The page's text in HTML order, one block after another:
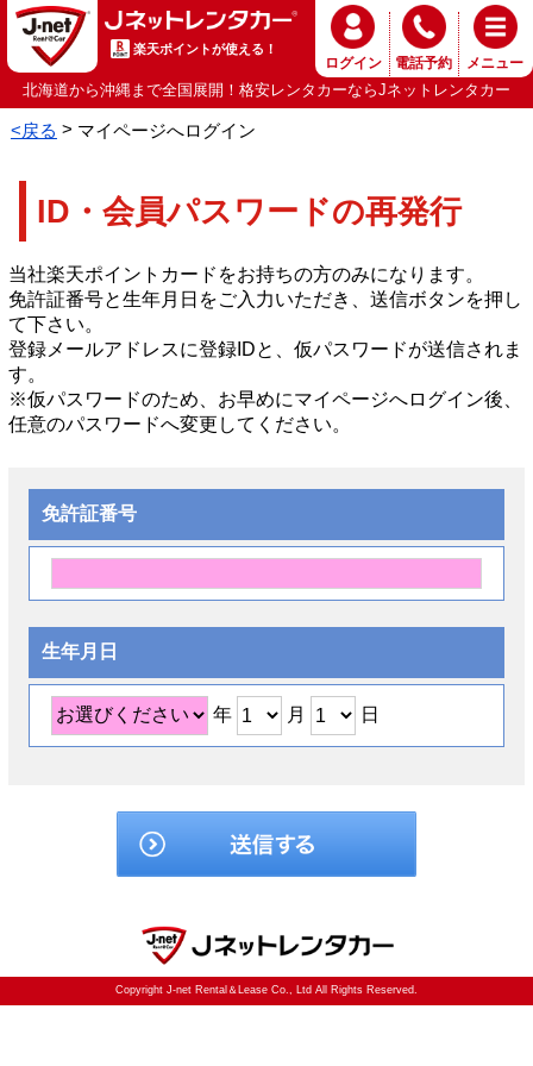
楽天ポイントが使える！
ログイン 電話予約 メニュー
北海道から沖縄まで全国展開！格安レンタカーならJネットレンタカー
<戻る マイページへログイン
ID・会員パスワードの再発行
当社楽天ポイントカードをお持ちの方のみになります。
免許証番号と生年月日をご入力いただき、送信ボタンを押し
て下さい。
登録メールアドレスに登録IDと、仮パスワードが送信されま
す。
※仮パスワードのため、お早めにマイページへログイン後、
任意のパスワードへ変更してください。
免許証番号
生年月日
年 月 日
Copyright J-net Rental＆Lease Co., Ltd All Rights Reserved.